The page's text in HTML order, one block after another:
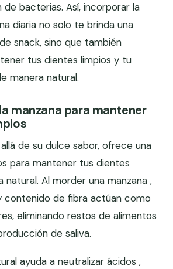
bacterias. Así, incorporar la
diaria no solo te brinda una
snack, sino que también
tus dientes limpios y tu
manera natural.
manzana para mantener
de su dulce sabor, ofrece una
para mantener tus dientes
natural. Al morder una manzana ,
contenido de fibra actúan como
eliminando restos de alimentos
de saliva.
ayuda a neutralizar ácidos ,